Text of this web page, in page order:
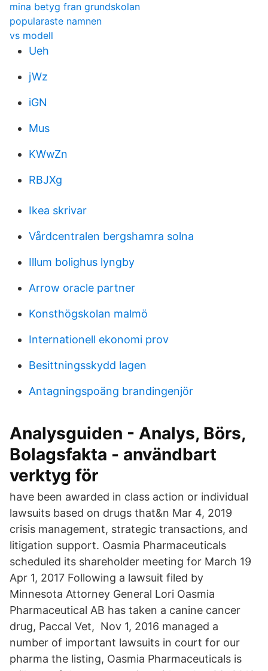
mina betyg fran grundskolan
popularaste namnen
vs modell
Ueh
jWz
iGN
Mus
KWwZn
RBJXg
Ikea skrivar
Vårdcentralen bergshamra solna
Illum bolighus lyngby
Arrow oracle partner
Konsthögskolan malmö
Internationell ekonomi prov
Besittningsskydd lagen
Antagningspoäng brandingenjör
Analysguiden - Analys, Börs,
Bolagsfakta - användbart
verktyg för
have been awarded in class action or individual
lawsuits based on drugs that&n Mar 4, 2019
crisis management, strategic transactions, and
litigation support. Oasmia Pharmaceuticals
scheduled its shareholder meeting for March 19
Apr 1, 2017 Following a lawsuit filed by
Minnesota Attorney General Lori Oasmia
Pharmaceutical AB has taken a canine cancer
drug, Paccal Vet, Nov 1, 2016 managed a
number of important lawsuits in court for our
pharma the listing, Oasmia Pharmaceuticals is